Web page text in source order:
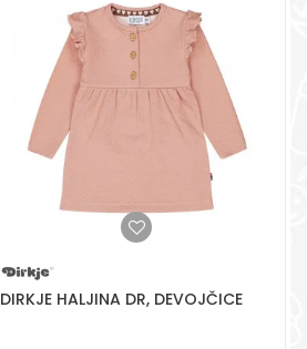
Radno vreme
Pon-Subota: 09:00-
15:00h
Pišite nam
aksaonlinebih@aksabih.ba
DIRKJE HALJINA DR, DEVOJČICE